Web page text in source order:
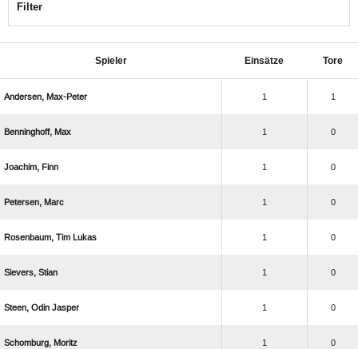
Filter
Spieler Einsätze Tore
  1 1
  1 0
  1 0
  1 0
   1 0
  1 0
   1 0
  1 0